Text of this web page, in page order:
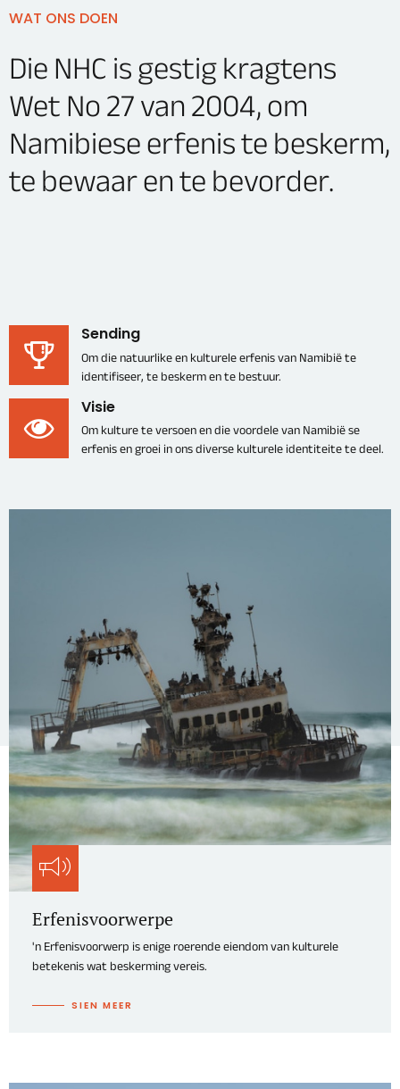
WAT ONS DOEN
Die NHC is gestig kragtens
Wet No 27 van 2004, om
Namibiese erfenis te beskerm,
te bewaar en te bevorder.
Sending
Om die natuurlike en kulturele erfenis van Namibië te
identifiseer, te beskerm en te bestuur.
Visie
Om kulture te versoen en die voordele van Namibië se
erfenis en groei in ons diverse kulturele identiteite te deel.
Erfenisvoorwerpe
'n Erfenisvoorwerp is enige roerende eiendom van kulturele
betekenis wat beskerming vereis.
SIEN MEER